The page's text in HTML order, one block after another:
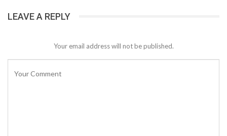
LEAVE A REPLY
Your email address will not be published.